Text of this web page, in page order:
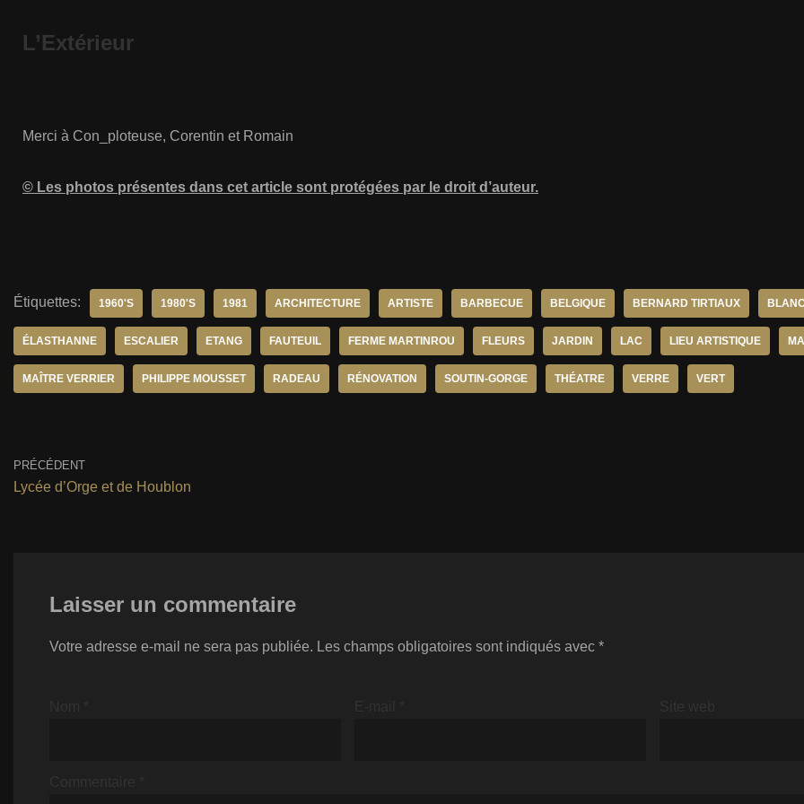
L’Extérieur
Merci à Con_ploteuse, Corentin et Romain
© Les photos présentes dans cet article sont protégées par le droit d’auteur.
Étiquettes: 1960'S 1980'S 1981 ARCHITECTURE ARTISTE BARBECUE BELGIQUE BERNARD TIRTIAUX BLANC
ÉLASTHANNE ESCALIER ETANG FAUTEUIL FERME MARTINROU FLEURS JARDIN LAC LIEU ARTISTIQUE
MAÎTRE VERRIER PHILIPPE MOUSSET RADEAU RÉNOVATION SOUTIN-GORGE THÉATRE VERRE VERT
PRÉCÉDENT
Lycée d’Orge et de Houblon
Laisser un commentaire
Votre adresse e-mail ne sera pas publiée. Les champs obligatoires sont indiqués avec *